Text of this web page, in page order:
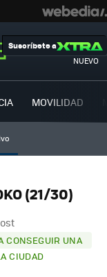
NUEVO
Suscríbete a
MOVILIDAD
(21/30)
CONSEGUIR UNA
CIUDAD